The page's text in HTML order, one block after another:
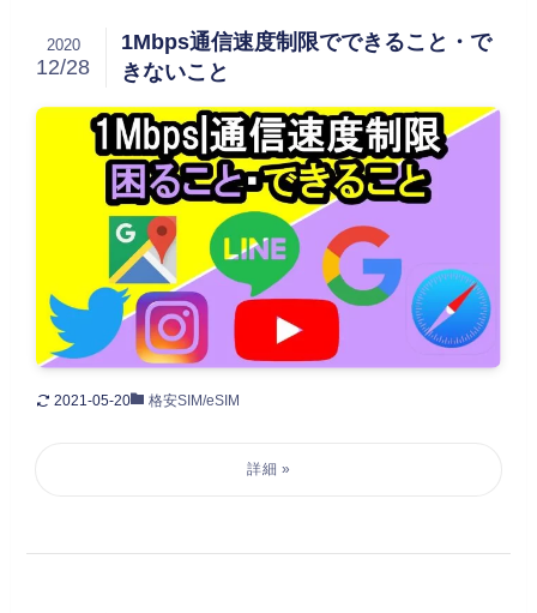
1Mbps通信速度制限でできること・で
きないこと
2020
12/28
2021-05-20 格安SIM/eSIM